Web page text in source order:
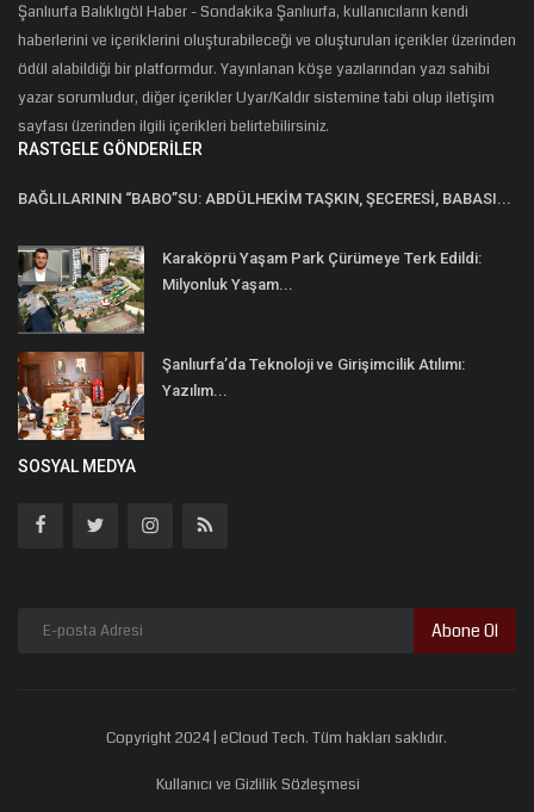
Şanlıurfa Balıklıgöl Haber - Sondakika Şanlıurfa, kullanıcıların kendi
haberlerini ve içeriklerini oluşturabileceği ve oluşturulan içerikler üzerinden
ödül alabildiği bir platformdur. Yayınlanan köşe yazılarından yazı sahibi
yazar sorumludur, diğer içerikler Uyar/Kaldır sistemine tabi olup iletişim
sayfası üzerinden ilgili içerikleri belirtebilirsiniz.
RASTGELE GÖNDERILER
BAĞLILARININ “BABO”SU: ABDÜLHEKİM TAŞKIN, ŞECERESİ, BABASI...
Karaköprü Yaşam Park Çürümeye Terk Edildi:
Milyonluk Yaşam...
Şanlıurfa’da Teknoloji ve Girişimcilik Atılımı:
Yazılım...
SOSYAL MEDYA
Abone Ol
Copyright 2024 | eCloud Tech. Tüm hakları saklıdır.
Kullanıcı ve Gizlilik Sözleşmesi